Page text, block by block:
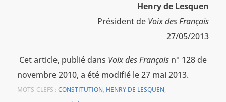
Henry de Lesquen
Président de Voix des Français
27/05/2013
Cet article, publié dans Voix des Françaisn° 128 de
novembre 2010, a été modifié le 27 mai 2013.
MOTS-CLEFS : CONSTITUTION, HENRY DE LESQUEN,